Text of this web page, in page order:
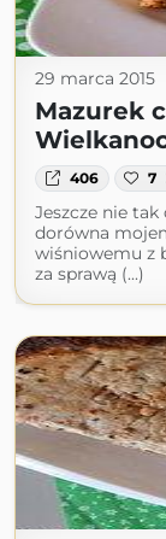
29 marca 2015
Mazurek
406 7
Jeszcze nie
dorówna
wiśniowemu z
za sprawą (...)